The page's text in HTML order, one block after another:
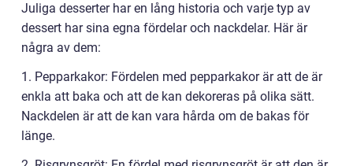
Juliga desserter har en lång historia och varje typ av
dessert har sina egna fördelar och nackdelar. Här är
några av dem:
1. Pepparkakor: Fördelen med pepparkakor är att de är
enkla att baka och att de kan dekoreras på olika sätt.
Nackdelen är att de kan vara hårda om de bakas för
länge.